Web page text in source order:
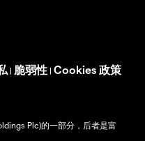
| 脆弱性 | Cookies 政策
Plc)的一部分，后者是富